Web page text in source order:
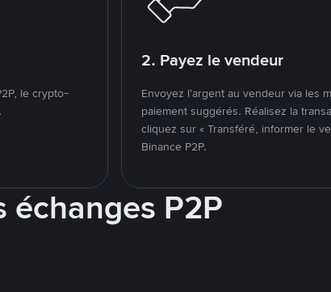
le crypto-
2. Payez le vendeur
Envoyez l’argent au vendeur via les
paiement suggérés. Réalisez la
cliquez sur « Transféré, informer le
Binance P2P.
échanges P2P